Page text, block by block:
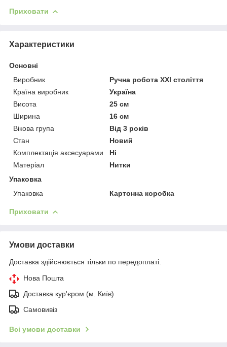
Приховати
Характеристики
Основні
Виробник
Ручна робота XXl століття
Країна виробник
Україна
Висота
25 см
Ширина
16 см
Вікова група
Від 3 років
Стан
Новий
Комплектація аксесуарами
Ні
Матеріал
Нитки
Упаковка
Упаковка
Картонна коробка
Приховати
Умови доставки
Доставка здійснюється тільки по передоплаті.
Нова Пошта
Доставка кур'єром (м. Київ)
Самовивіз
Всі умови доставки